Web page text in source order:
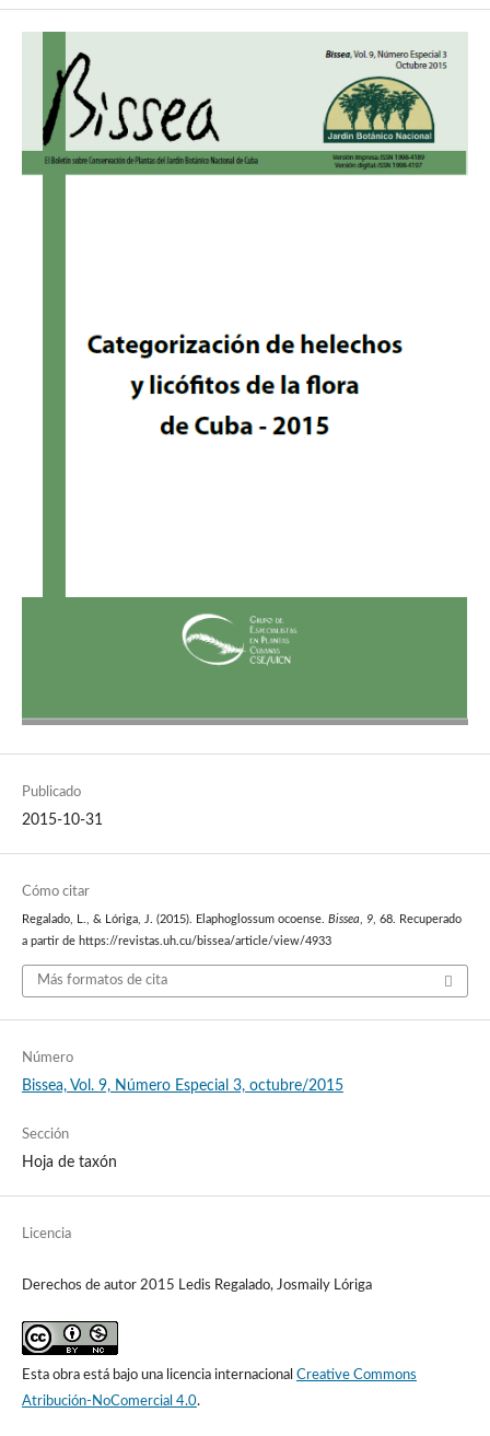
Publicado
2015-10-31
Cómo citar
Regalado, L., & Lóriga, J. (2015). Elaphoglossum ocoense. Bissea, 9, 68. Recuperado
a partir de https://revistas.uh.cu/bissea/article/view/4933
Más formatos de cita
Número
Bissea, Vol. 9, Número Especial 3, octubre/2015
Sección
Hoja de taxón
Licencia
Derechos de autor 2015 Ledis Regalado, Josmaily Lóriga
Esta obra está bajo una licencia internacional Creative Commons
Atribución-NoComercial 4.0.